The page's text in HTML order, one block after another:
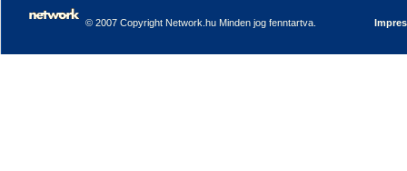
© 2007 Copyright Network.hu Minden jog fenntartva.